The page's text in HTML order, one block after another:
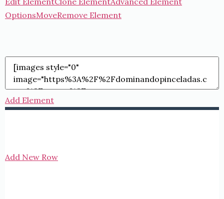
OptionsMoveRemove Element
Add Element
Add New Row